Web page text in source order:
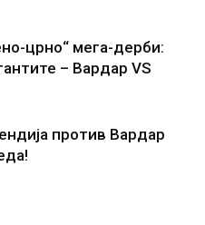
црно“ мега-дерби:
– Вардар VS
против Вардар